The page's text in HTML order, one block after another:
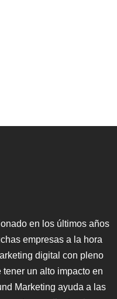
en los últimos años
empresas a la hora
digital con pleno
un alto impacto en
Marketing ayuda a las